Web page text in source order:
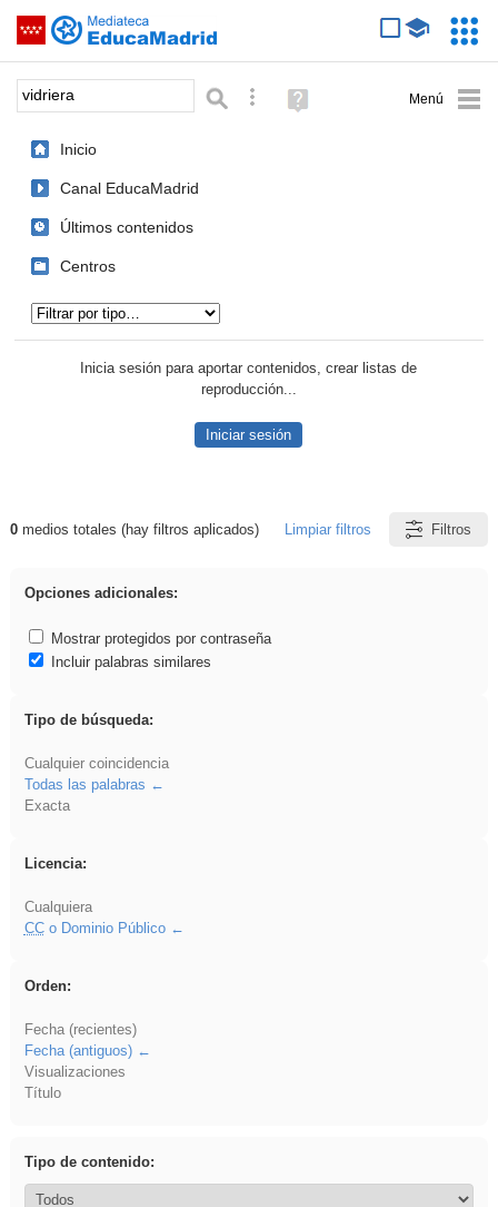
Saltar navegación
Palabra o frase: Búsqueda avanzada
Ayuda
(en
Inicio
Canal EducaMadrid
Últimos contenidos
Centros
Inicia sesión para aportar contenidos, crear listas de
reproducción...
Iniciar sesión
Resultados de: vidriera
0medios totales (hay filtros aplicados) Limpiar filtros Filtros
Opciones adicionales:
Mostrar protegidos por contraseña
Incluir palabras similares
Tipo de búsqueda:
Cualquier coincidencia
Todas las palabras
Exacta
Licencia:
Cualquiera
CCo Dominio Público
Orden:
Fecha (recientes)
Fecha (antiguos)
Visualizaciones
Título
Tipo de contenido: